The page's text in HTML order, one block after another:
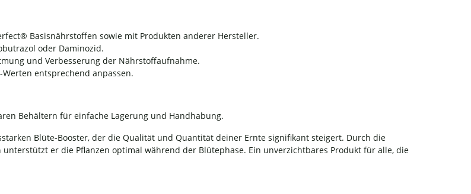
Basisnährstoffen sowie mit Produkten anderer Hersteller.
oder Daminozid.
und Verbesserung der Nährstoffaufnahme.
entsprechend anpassen.
Behältern für einfache Lagerung und Handhabung.
Blüte-Booster, der die Qualität und Quantität deiner Ernte signifikant steigert. Durch die
er die Pflanzen optimal während der Blütephase. Ein unverzichtbares Produkt für alle, die